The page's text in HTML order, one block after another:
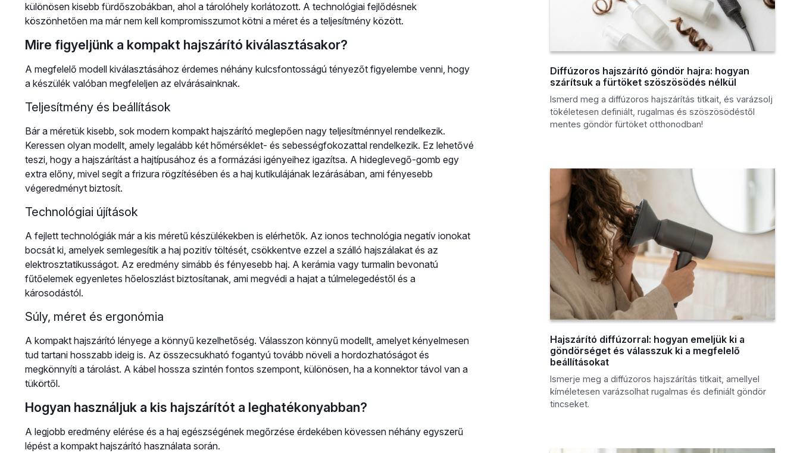
különösen kisebb fürdőszobákban, ahol a tárolóhely korlátozott. A technológiai fejlődésnek
köszönhetően ma már nem kell kompromisszumot kötni a méret és a teljesítmény között.
Mire figyeljünk a kompakt hajszárító kiválasztásakor?
A megfelelő modell kiválasztásához érdemes néhány kulcsfontosságú tényezőt figyelembe venni, hogy
a készülék valóban megfeleljen az elvárásainknak.
Teljesítmény és beállítások
Bár a méretük kisebb, sok modern kompakt hajszárító meglepően nagy teljesítménnyel rendelkezik.
Keressen olyan modellt, amely legalább két hőmérséklet- és sebességfokozattal rendelkezik. Ez lehetővé
teszi, hogy a hajszárítást a hajtípusához és a formázási igényeihez igazítsa. A hideglevegő-gomb egy
extra előny, mivel segít a frizura rögzítésében és a haj kutikulájának lezárásában, ami fényesebb
végeredményt biztosít.
Technológiai újítások
A fejlett technológiák már a kis méretű készülékekben is elérhetők. Az ionos technológia negatív ionokat
bocsát ki, amelyek semlegesítik a haj pozitív töltését, csökkentve ezzel a szálló hajszálakat és az
elektrosztatikusságot. Az eredmény simább és fényesebb haj. A kerámia vagy turmalin bevonatú
fűtőelemek egyenletes hőeloszlást biztosítanak, ami megvédi a hajat a túlmelegedéstől és a
károsodástól.
Súly, méret és ergonómia
A kompakt hajszárító lényege a könnyű kezelhetőség. Válasszon könnyű modellt, amelyet kényelmesen
tud tartani hosszabb ideig is. Az összecsukható fogantyú tovább növeli a hordozhatóságot és
megkönnyíti a tárolást. A kábel hossza szintén fontos szempont, különösen, ha a konnektor távol van a
tükörtől.
Hogyan használjuk a kis hajszárítót a leghatékonyabban?
A legjobb eredmény elérése és a haj egészségének megőrzése érdekében kövessen néhány egyszerű
lépést a kompakt hajszárító használata során.
Diffúzoros hajszárító göndör hajra: hogyan
szárítsuk a fürtöket szöszösödés nélkül
Ismerd meg a diffúzoros hajszárítás titkait, és varázsolj
tökéletesen definiált, rugalmas és szöszösödéstől
mentes göndör fürtöket otthonodban!
Hajszárító diffúzorral: hogyan emeljük ki a
göndörséget és válasszuk ki a megfelelő
beállításokat
Ismerje meg a diffúzoros hajszárítás titkait, amellyel
kíméletesen varázsolhat rugalmas és definiált göndör
tincseket.